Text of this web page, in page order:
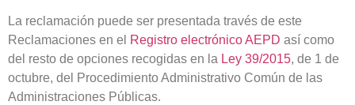
La reclamación puede ser presentada través de este
Reclamaciones en el
Registro electrónico AEPD así como
del resto de opciones recogidas en la Ley 39/2015, de 1 de
octubre, del Procedimiento Administrativo Común de las
Administraciones Públicas.